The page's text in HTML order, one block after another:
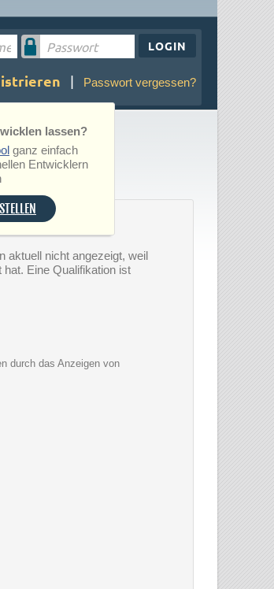
LOGIN
| Passwort vergessen?
lassen?
ganz einfach
Entwicklern
aktuell nicht angezeigt, weil
Eine Qualifikation ist
durch das Anzeigen von